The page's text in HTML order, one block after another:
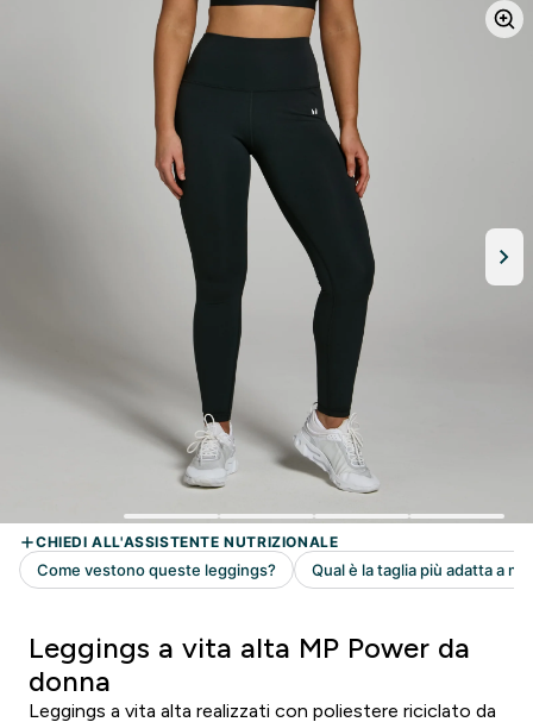
Leggings a vita alta MP Power da
donna
Leggings a vita alta realizzati con poliestere riciclato da